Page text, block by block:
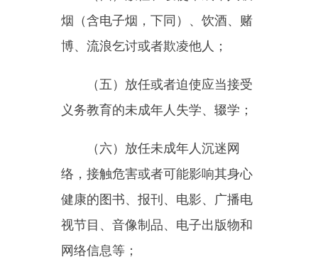
第十八条 未成年人的父母或
安全的家庭生活环境，及时排除引
发触电、烫伤、跌落等伤害的安全
育未成年人遵守交通规则等措施，
防止未成年人受到交通事故的伤
害；提高户外安全保护意识，避免
未成年人发生溺水、动物伤害等事
故。